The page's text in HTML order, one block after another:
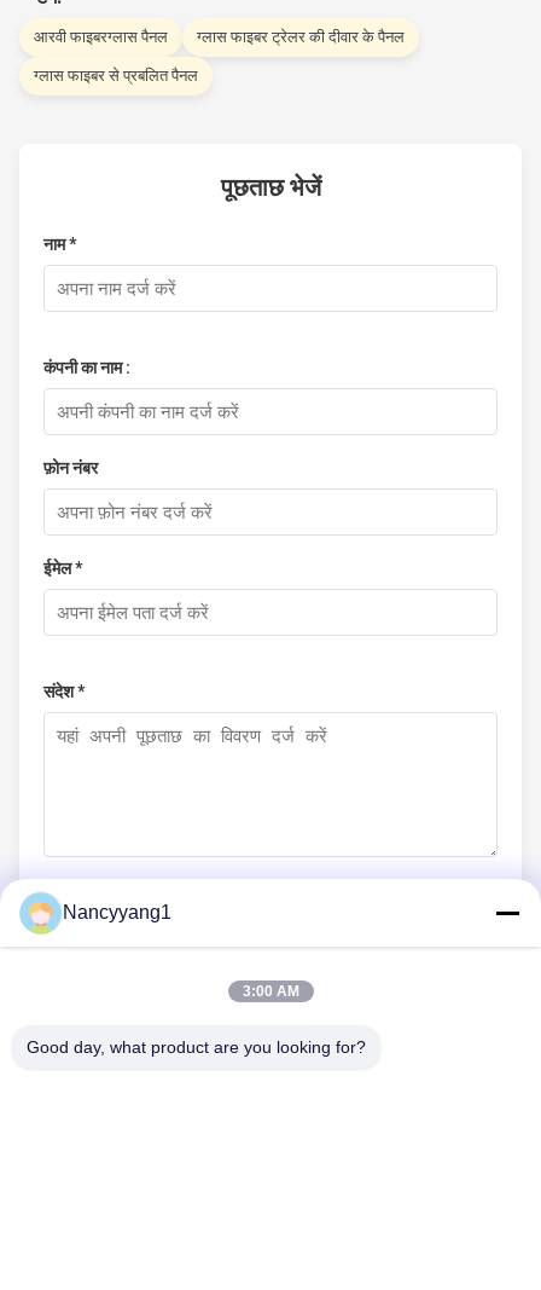
आरवी फाइबरग्लास पैनल ग्लास फाइबर ट्रेलर की दीवार के पैनल
ग्लास फाइबर से प्रबलित पैनल
पूछताछ भेजें
नाम *
कंपनी का नाम :
फ़ोन नंबर
ईमेल *
संदेश *
हमसे संपर्क करें
Nancyyang1
3:00 AM
Good day, what product are you looking for?